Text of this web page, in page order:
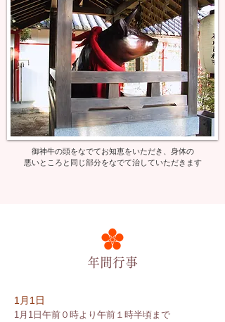
御神牛の頭をなでてお知恵をいただき、身体の
悪いところと同じ部分をなでて治していただきます
​年間行事
1月1日
1月1日午前０時より午前１時半頃まで